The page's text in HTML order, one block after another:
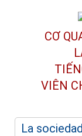
CƠ
VIÊN
La sociedad